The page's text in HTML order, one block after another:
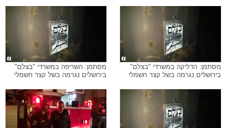
מסתמן: הדליקה במשרדי "בצלם"
בירושלים נגרמה בשל קצר חשמלי
מסתמן: השריפה במשרדי "בצלם"
בירושלים נגרמה בשל קצר חשמלי